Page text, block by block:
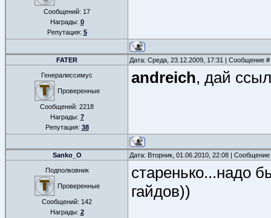
Сообщений: 17
Награды: 0
Репутация: 5
FATER Дата: Среда, 23.12.2009, 17:31 | Сообщение #
Генералиссимус
Проверенные
Сообщений: 2218
Награды: 7
Репутация: 38
andreich, дай
Sanko_O Дата: Вторник, 01.06.2010, 22:08 |
Подполковник
Проверенные
Сообщений: 142
Награды: 2
старенько...надо
гайдов))